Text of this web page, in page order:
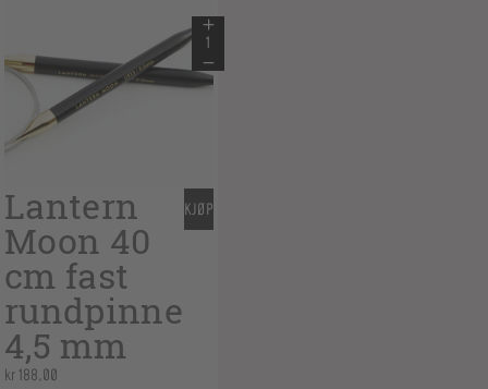
Lantern
Moon 40
cm fast
rundpinne
4,5 mm
kr188,00
KJØP